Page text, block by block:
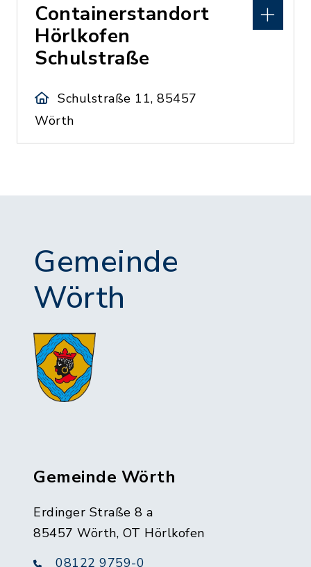
Containerstandort
Hörlkofen
Schulstraße
Schulstraße 11, 85457
Wörth
Gemeinde
Wörth
Gemeinde Wörth
Erdinger Straße 8 a
85457 Wörth, OT Hörlkofen
08122 9759-0